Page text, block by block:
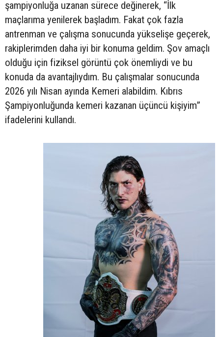
şampiyonluğa uzanan sürece değinerek, “İlk
maçlarıma yenilerek başladım. Fakat çok fazla
antrenman ve çalışma sonucunda yükselişe geçerek,
rakiplerimden daha iyi bir konuma geldim. Şov amaçlı
olduğu için fiziksel görüntü çok önemliydi ve bu
konuda da avantajlıydım. Bu çalışmalar sonucunda
2026 yılı Nisan ayında Kemeri alabildim. Kıbrıs
Şampiyonluğunda kemeri kazanan üçüncü kişiyim”
ifadelerini kullandı.